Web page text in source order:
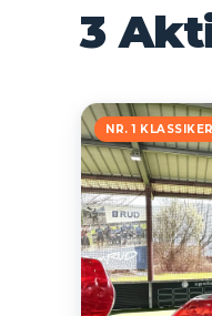
3
NR. 1 KLASSIKER